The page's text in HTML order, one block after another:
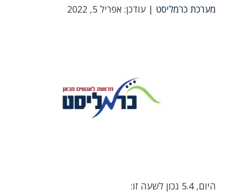
מערכת כרמליסט | עודכן: אפריל 5, 2022
היום, 5.4 נכון לשעה זו: